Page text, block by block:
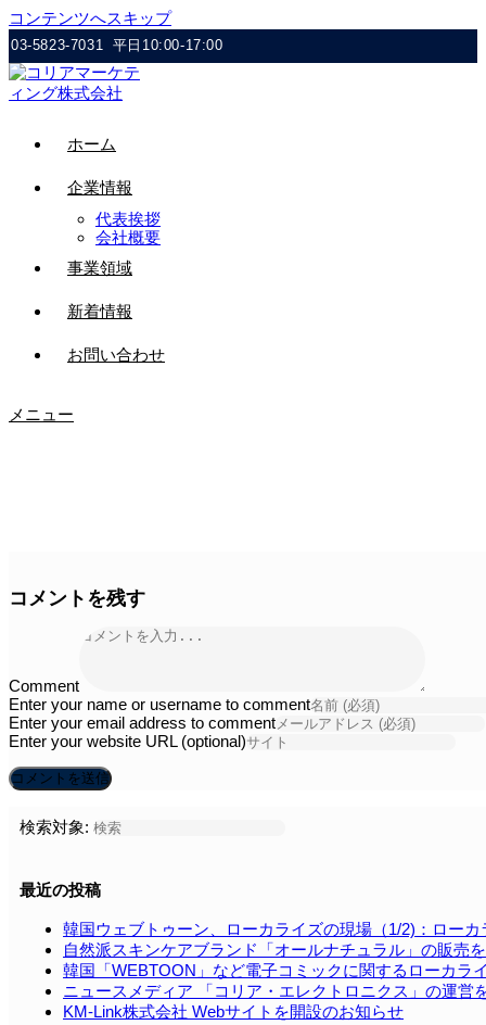
コンテンツへスキップ
03-5823-7031 平日10:00-17:00
ホーム
企業情報
代表挨拶
会社概要
事業領域
新着情報
お問い合わせ
メニュー
コメントを残す
Comment
Enter your name or username to comment
Enter your email address to comment
Enter your website URL (optional)
検索対象:
最近の投稿
韓国ウェブトゥーン、ローカライズの現場（1/2)：ロー
自然派スキンケアブランド「オールナチュラル」の販売
韓国「WEBTOON」など電⼦コミックに関するローカラ
ニュースメディア 「コリア・エレクトロニクス」の運営
KM-Link株式会社 Webサイトを開設のお知らせ